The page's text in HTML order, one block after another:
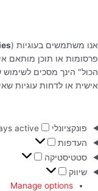
אנו משתמשים בעוגיות (
פרסומות או תוכן מותאם
הכול" הינך מסכים לשימוש
אישית או לדחות עוגיות
פונקציונלי
active
העדפות
סטטיסטיקה
שיווק
Manage options